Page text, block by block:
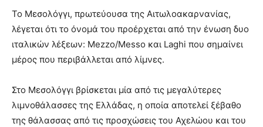
Το Μεσολόγγι, πρωτεύουσα της Αιτωλοακαρνανίας,
λέγεται ότι το όνομά του προέρχεται από την ένωση δυο
ιταλικών λέξεων: Mezzo/Messo και Laghi που σημαίνει
μέρος που περιβάλλεται από λίμνες.
Στο Μεσολόγγι βρίσκεται μία από τις μεγαλύτερες
λιμνοθάλασσες της Ελλάδας, η οποία αποτελεί ξέβαθο
της θάλασσας από τις προσχώσεις του Αχελώου και του